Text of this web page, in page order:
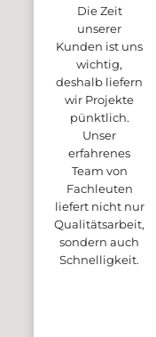
Die Zeit
unserer
Kunden ist uns
wichtig,
deshalb liefern
wir Projekte
pünktlich.
Unser
erfahrenes
Team von
Fachleuten
liefert nicht nur
Qualitätsarbeit,
sondern auch
Schnelligkeit.